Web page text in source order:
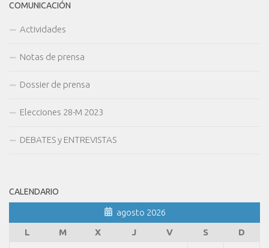
COMUNICACIÓN
Actividades
Notas de prensa
Dossier de prensa
Elecciones 28-M 2023
DEBATES y ENTREVISTAS
CALENDARIO
agosto 2026
L
M X J V S
D